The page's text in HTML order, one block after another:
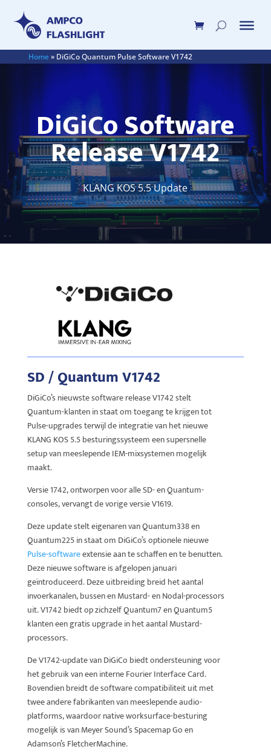
Home» DiGiCo Quantum Pulse Software V1742
DiGiCo Software
Release V1742
KLANG KOS 5.5 Update
SD / Quantum V1742
DiGiCo’s nieuwste software release V1742 stelt
Quantum-klanten in staat om toegang te krijgen tot
Pulse-upgrades terwijl de integratie van het nieuwe
KLANG KOS 5.5 besturingssysteem een supersnelle
setup van meeslepende IEM-mixsystemen mogelijk
maakt.
Versie 1742, ontworpen voor alle SD- en Quantum-
consoles, vervangt de vorige versie V1619.
Deze update stelt eigenaren van Quantum338 en
Quantum225 in staat om DiGiCo’s optionele nieuwe
Pulse-softwareextensie aan te schaffen en te benutten.
Deze nieuwe software is afgelopen januari
geïntroduceerd. Deze uitbreiding breid het aantal
invoerkanalen, bussen en Mustard- en Nodal-processors
uit. V1742 biedt op zichzelf Quantum7 en Quantum5
klanten een gratis upgrade in het aantal Mustard-
processors.
De V1742-update van DiGiCo biedt ondersteuning voor
het gebruik van een interne Fourier Interface Card.
Bovendien breidt de software compatibiliteit uit met
twee andere fabrikanten van meeslepende audio-
platforms, waardoor native worksurface-besturing
mogelijk is van Meyer Sound’s Spacemap Go en
Adamson’s FletcherMachine.